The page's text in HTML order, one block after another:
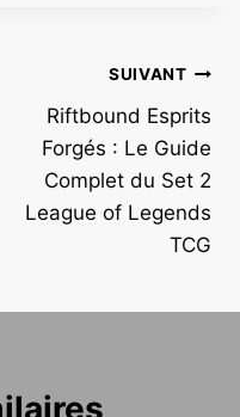
SUIVANT
Riftbound Esprits
Forgés : Le Guide
Complet du Set 2
League of Legends
TCG